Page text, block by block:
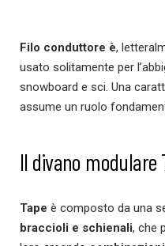
Filo conduttore è,
usato solitamente per
snowboard e sci. Una
assume un ruolo
Il divano modulare
Tape è composto da una
braccioli e schienali, che